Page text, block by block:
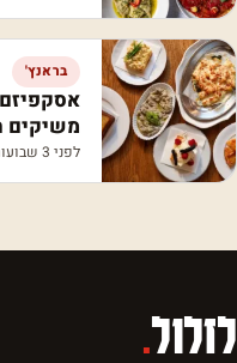
בראנץ'
משיקים
לפני 3 שבועות
לזלול.